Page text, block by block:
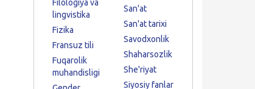
Filologiya va
lingvistika
Fizika
Fransuz tili
Fuqarolik
muhandisligi
San'at
San'at tarixi
Savodxonlik
Shaharsozlik
She'riyat
Siyosiy fanlar